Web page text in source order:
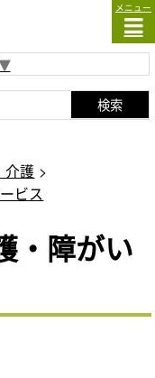
メニュー
検索
介護
ビス
・障がい